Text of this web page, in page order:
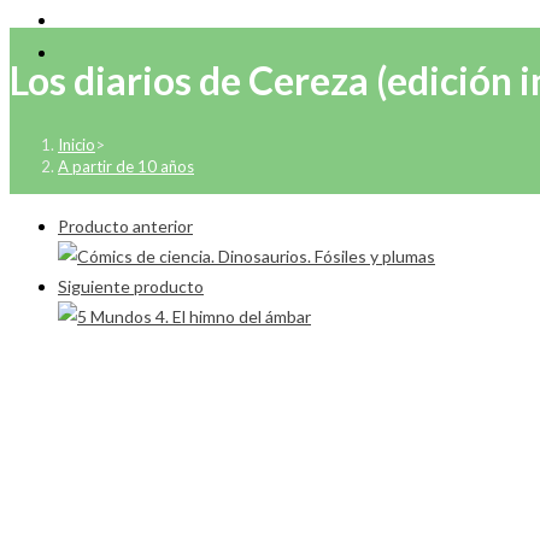
Los diarios de Cereza (edición
Inicio>
A partir de 10 años
Producto anterior
Siguiente producto